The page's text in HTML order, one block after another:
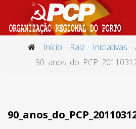
Início Raiz Iniciativas